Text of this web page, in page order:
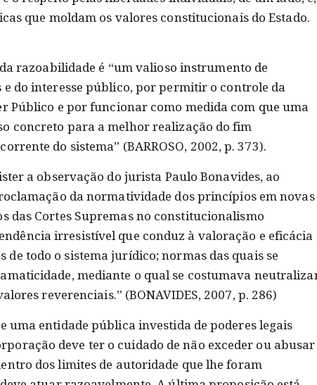
que moldam os valores constitucionais do Estado.
razoabilidade é “um valioso instrumento de
do interesse público, por permitir o controle da
Público e por funcionar como medida com que uma
concreto para a melhor realização do fim
do sistema” (BARROSO, 2002, p. 373).
a observação do jurista Paulo Bonavides, ao
da normatividade dos princípios em novas
das Cortes Supremas no constitucionalismo
irresistível que conduz à valoração e eficácia
todo o sistema jurídico; normas das quais se
mediante o qual se costumava
reverenciais.” (BONAVIDES, 2007, p. 286)
uma entidade pública investida de poderes legais
deve ter o cuidado de não exceder ou abusar
dos limites de autoridade que lhe foram